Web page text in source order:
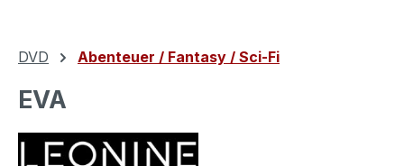
DVD Abenteuer / Fantasy / Sci-Fi
EVA